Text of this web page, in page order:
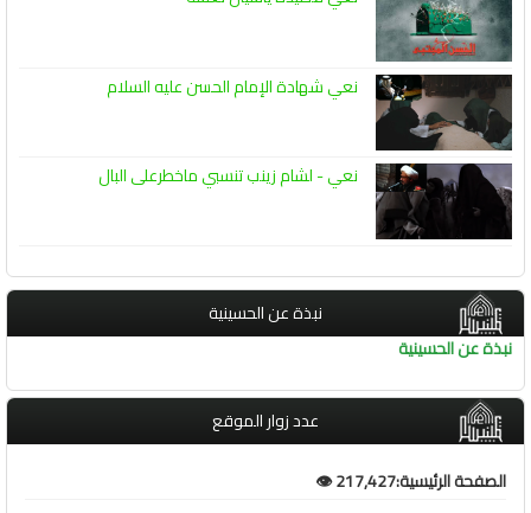
نعي شهادة الإمام الحسن عليه السلام
نعي - لشام زينب تنسبي ماخطرعلى البال
نبذة عن الحسينية
نبذة عن الحسينية
عدد زوار الموقع
الصفحة الرئيسية:217,427 👁️